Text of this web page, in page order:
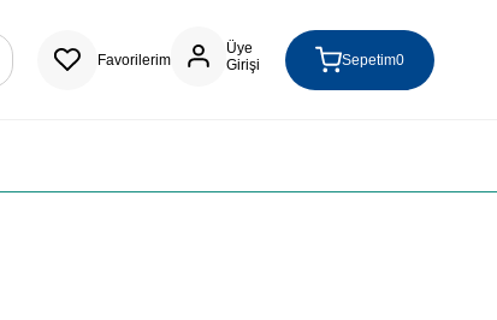
Favorilerim
Üye
Girişi
Sepetim0